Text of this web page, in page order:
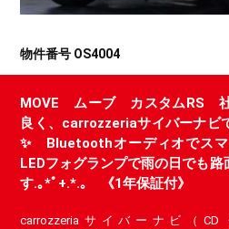
物件番号 OS4004
MOVE ムーブ カスタムRS 社
良く、carrozzeriaサイバーナビ
✨ Bluetoothオーディオでス
LEDフォグランプで雨の日でも
す.｡*ﾟ+.*.｡ 《1年保証付》
carrozzeriaサイバーナビ（